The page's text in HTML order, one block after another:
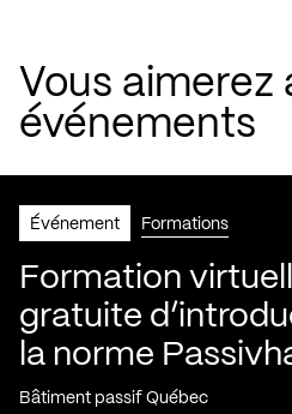
Vous aimerez
événements
Événement Formations
Formation
gratuite
la norme
Bâtiment passif Québec